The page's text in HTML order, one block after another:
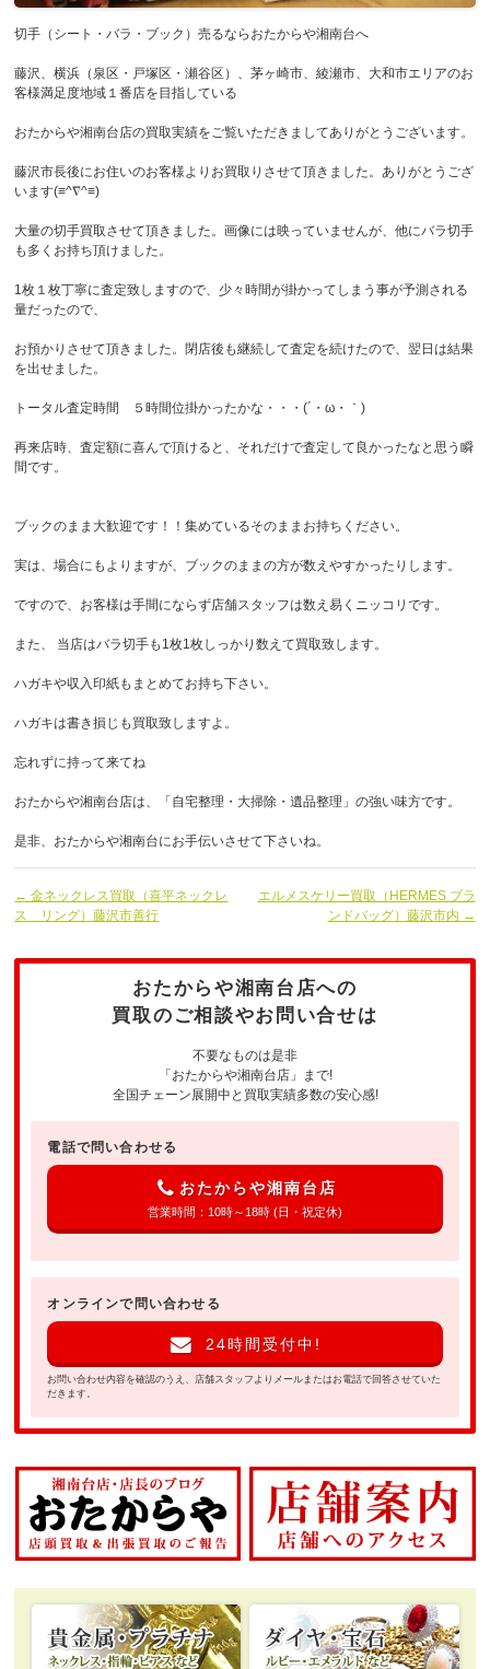
切手（シート・バラ・ブック）売るならおたからや湘南台へ
藤沢、横浜（泉区・戸塚区・瀬谷区）、茅ヶ崎市、綾瀬市、大和市エリアのお
客様満足度地域１番店を目指している
おたからや湘南台店の買取実績をご覧いただきましてありがとうございます。
藤沢市長後にお住いのお客様よりお買取りさせて頂きました。ありがとうござ
います(≡^∇^≡)
大量の切手買取させて頂きました。画像には映っていませんが、他にバラ切手
も多くお持ち頂けました。
1枚１枚丁寧に査定致しますので、少々時間が掛かってしまう事が予測される
量だったので、
お預かりさせて頂きました。閉店後も継続して査定を続けたので、翌日は結果
を出せました。
トータル査定時間 ５時間位掛かったかな・・・(´・ω・｀)
再来店時、査定額に喜んで頂けると、それだけで査定して良かったなと思う瞬
間です。
ブックのまま大歓迎です！！集めているそのままお持ちください。
実は、場合にもよりますが、ブックのままの方が数えやすかったりします。
ですので、お客様は手間にならず店舗スタッフは数え易くニッコリです。
また、 当店はバラ切手も1枚1枚しっかり数えて買取致します。
ハガキや収入印紙もまとめてお持ち下さい。
ハガキは書き損じも買取致しますよ。
忘れずに持って来てね
おたからや湘南台店は、「自宅整理・大掃除・遺品整理」の強い味方です。
是非、おたからや湘南台にお手伝いさせて下さいね。
← 金ネックレス買取（喜平ネックレ
ス リング）藤沢市善行
エルメスケリー買取（HERMES ブラ
ンドバッグ）藤沢市内 →
おたからや湘南台店への
買取のご相談やお問い合せは
不要なものは是非
「おたからや湘南台店」まで!
全国チェーン展開中と買取実績多数の安心感!
電話で問い合わせる
おたからや湘南台店
営業時間：10時～18時 (日・祝定休)
オンラインで問い合わせる
24時間受付中!
お問い合わせ内容を確認のうえ、店舗スタッフよりメールまたはお電話で回答させていた
だきます。